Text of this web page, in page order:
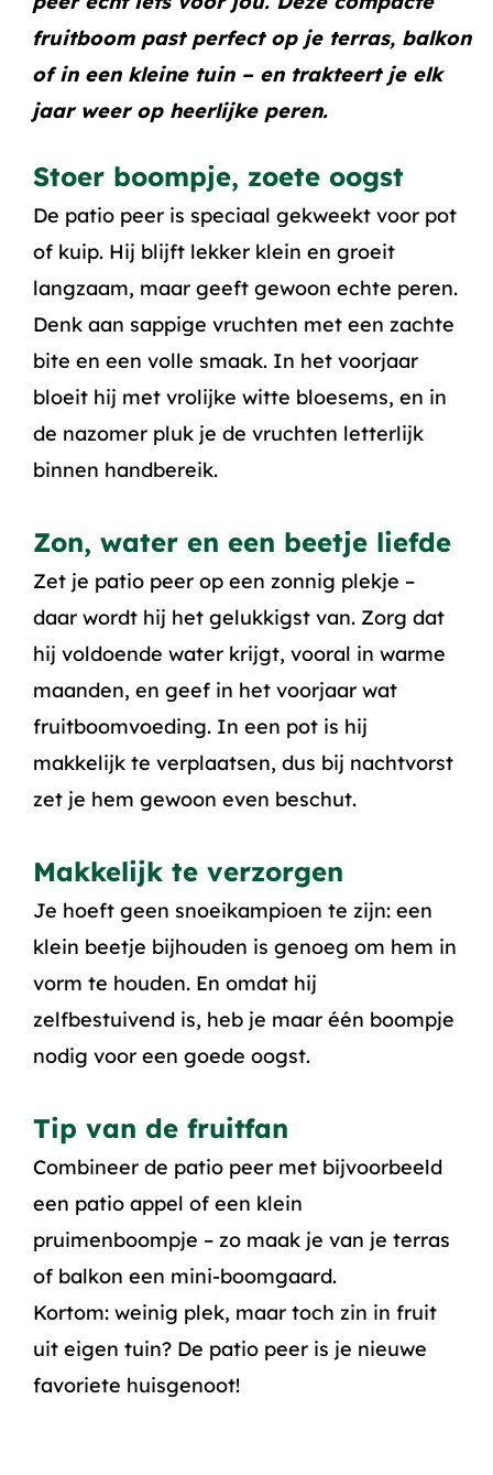
fruitboom past perfect op je terras, balkon
of in een kleine tuin – en trakteert je elk
jaar weer op heerlijke peren.
Stoer boompje, zoete oogst
De patio peer is speciaal gekweekt voor pot
of kuip. Hij blijft lekker klein en groeit
langzaam, maar geeft gewoon echte peren.
Denk aan sappige vruchten met een zachte
bite en een volle smaak. In het voorjaar
bloeit hij met vrolijke witte bloesems, en in
de nazomer pluk je de vruchten letterlijk
binnen handbereik.
Zon, water en een beetje liefde
Zet je patio peer op een zonnig plekje –
daar wordt hij het gelukkigst van. Zorg dat
hij voldoende water krijgt, vooral in warme
maanden, en geef in het voorjaar wat
fruitboomvoeding. In een pot is hij
makkelijk te verplaatsen, dus bij nachtvorst
zet je hem gewoon even beschut.
Makkelijk te verzorgen
Je hoeft geen snoeikampioen te zijn: een
klein beetje bijhouden is genoeg om hem in
vorm te houden. En omdat hij
zelfbestuivend is, heb je maar één boompje
nodig voor een goede oogst.
Tip van de fruitfan
Combineer de patio peer met bijvoorbeeld
een patio appel of een klein
pruimenboompje – zo maak je van je terras
of balkon een mini-boomgaard.
Kortom: weinig plek, maar toch zin in fruit
uit eigen tuin? De patio peer is je nieuwe
favoriete huisgenoot!